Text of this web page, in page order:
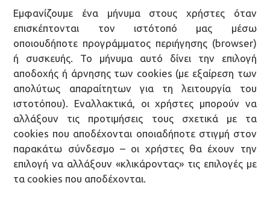
Εμφανίζουμε ένα μήνυμα στους χρήστες όταν
επισκέπτονται τον ιστότοπό μας μέσω
οποιουδήποτε προγράμματος περιήγησης (browser)
ή συσκευής. Το μήνυμα αυτό δίνει την επιλογή
αποδοχής ή άρνησης των cookies (με εξαίρεση των
απολύτως απαραίτητων για τη λειτουργία του
ιστοτόπου). Εναλλακτικά, οι χρήστες μπορούν να
αλλάξουν τις προτιμήσεις τους σχετικά με τα
cookies που αποδέχονται οποιαδήποτε στιγμή στον
παρακάτω σύνδεσμο – οι χρήστες θα έχουν την
επιλογή να αλλάξουν «κλικάροντας» τις επιλογές με
τα cookies που αποδέχονται.